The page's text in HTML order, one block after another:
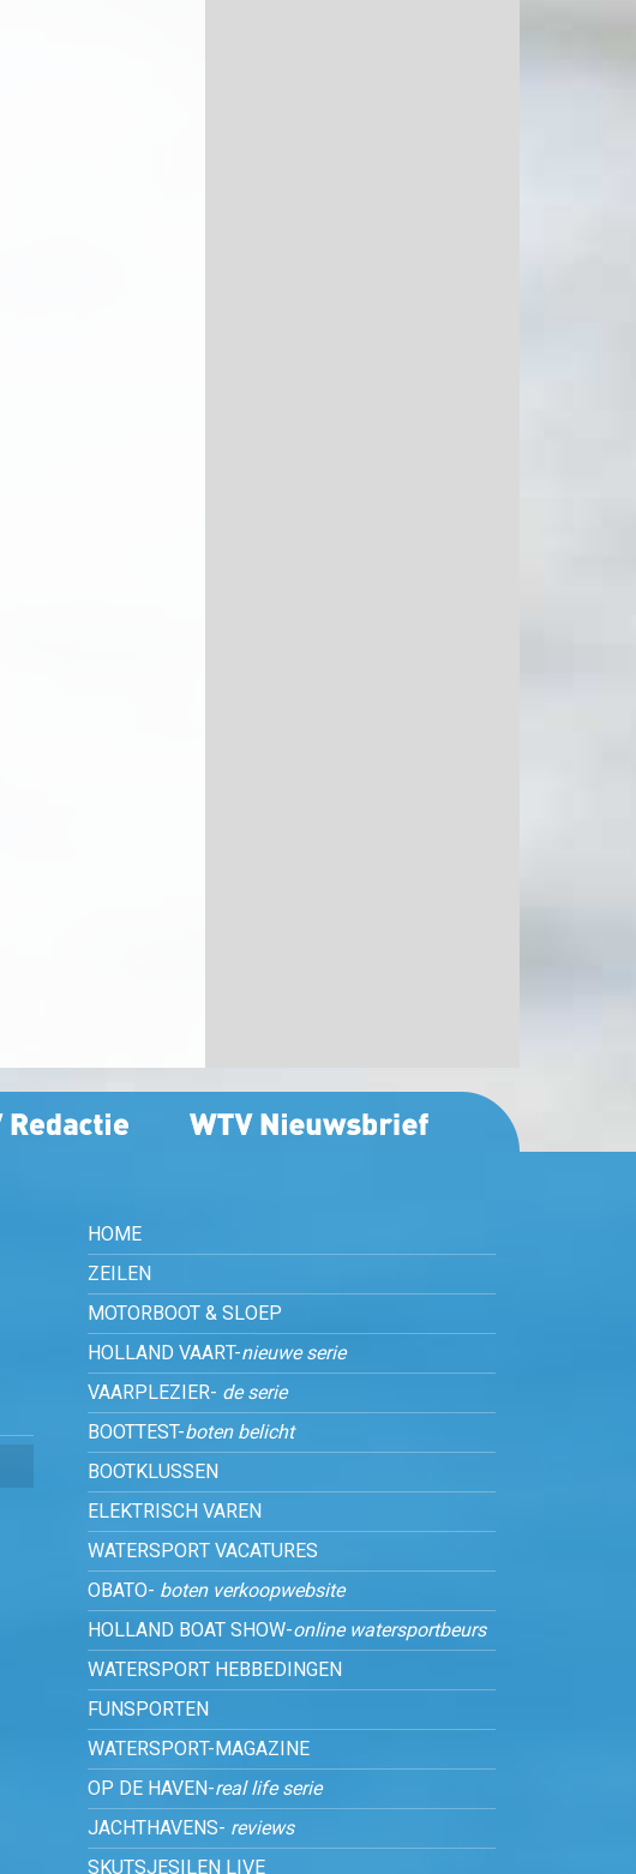
HOME
ZEILEN
MOTORBOOT & SLOEP
HOLLAND VAART-nieuwe serie
VAARPLEZIER- de serie
BOOTTEST-boten belicht
BOOTKLUSSEN
ELEKTRISCH VAREN
WATERSPORT VACATURES
OBATO- boten verkoopwebsite
HOLLAND BOAT SHOW-online watersportbeurs
WATERSPORT HEBBEDINGEN
FUNSPORTEN
WATERSPORT-MAGAZINE
OP DE HAVEN-real life serie
JACHTHAVENS- reviews
SKUTSJESILEN LIVE